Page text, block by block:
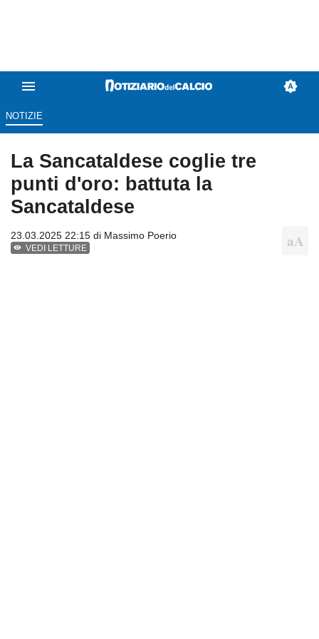
NOTIZIE
La Sancataldese coglie tre
punti d'oro: battuta la
Sancataldese
23.03.2025 22:15 di Massimo Poerio
VEDI LETTURE